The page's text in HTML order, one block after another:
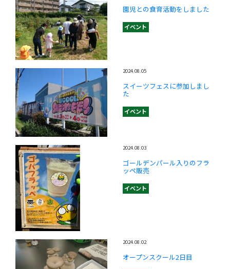
園児との食育活動をしました
イベント
2024.08.05
スイーツフェスに参加しまし
た
イベント
2024.08.03
ゴールデンパール入りのフラ
ッペ販売
イベント
2024.08.02
オープンスクール2日目